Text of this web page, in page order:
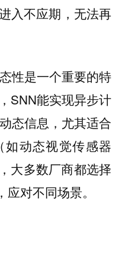
入不应期，无法再
性是一个重要的特
SNN能实现异步计
态信息，尤其适合
动态视觉传感器
大多数厂商都选择
对不同场景。